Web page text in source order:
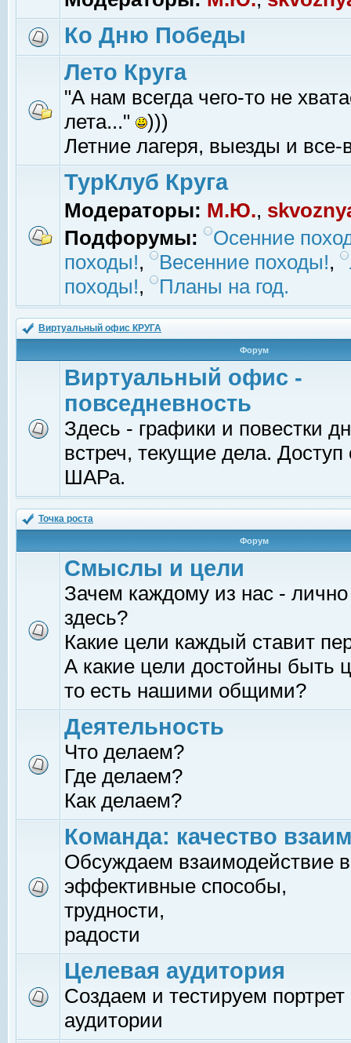
Ко Дню Победы
Лето Круга
"А нам всегда чего-то не
лета..."
)))
Летние лагеря, выезды и все-
ТурКлуб Круга
Модераторы: М.Ю.,
Подфорумы:
Осенние
походы!, Весенние походы!,
походы!, Планы на год.
Виртуальный офис КРУГА
Форум
Виртуальный офис -
повседневность
Здесь - графики и повестки
встреч, текущие дела.
ШАРа.
Точка роста
Форум
Смыслы и цели
Зачем каждому из нас -
здесь?
Какие цели каждый ставит
А какие цели достойны быть
то есть нашими общими?
Деятельность
Что делаем?
Где делаем?
Как делаем?
Команда: качество
Обсуждаем взаимодействие
эффективные способы,
трудности,
радости
Целевая аудитория
Создаем и тестируем
аудитории